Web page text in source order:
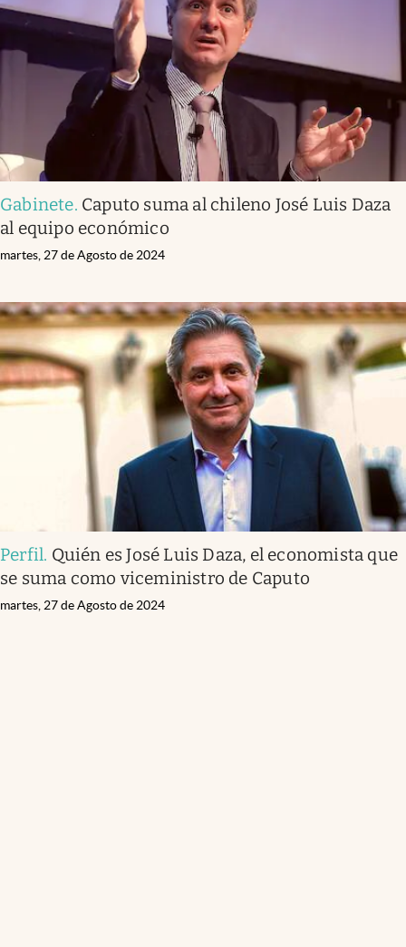
Gabinete. Caputo suma al chileno José Luis Daza
al equipo económico
martes, 27 de Agosto de 2024
Perfil. Quién es José Luis Daza, el economista que
se suma como viceministro de Caputo
martes, 27 de Agosto de 2024